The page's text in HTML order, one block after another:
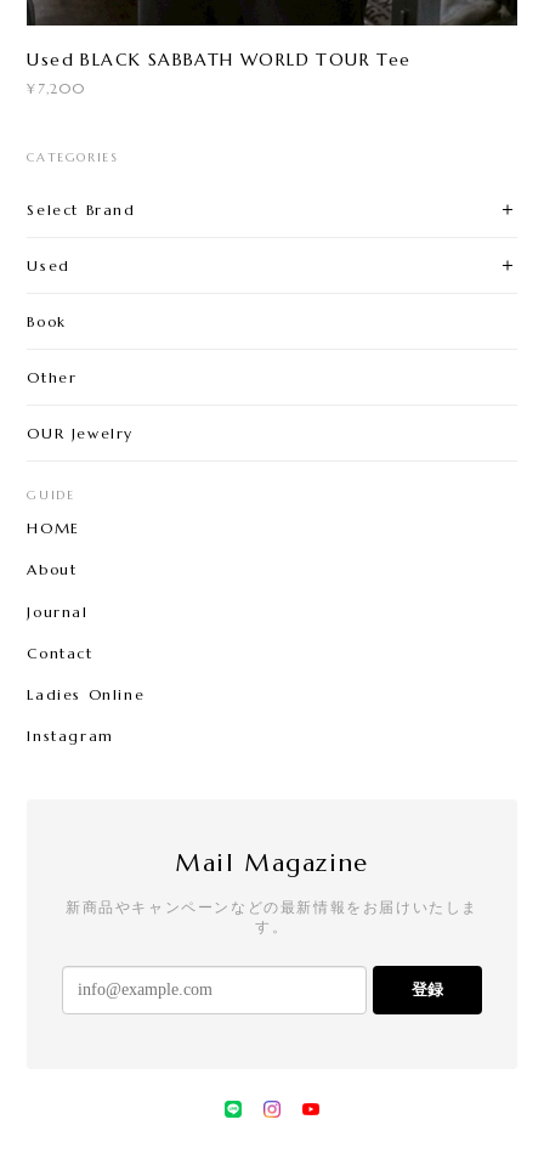
Used BLACK SABBATH WORLD TOUR Tee
¥7,200
CATEGORIES
Select Brand
Used
Book
Other
OUR Jewelry
GUIDE
HOME
About
Journal
Contact
Ladies Online
Instagram
Mail Magazine
新商品やキャンペーンなどの最新情報をお届けいたしま
す。
登録